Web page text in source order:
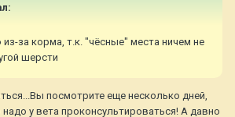
за корма, т.к. "чёсные" места ничем не
шерсти
посмотрите еще несколько дней,
надо у вета проконсультироваться! А давно